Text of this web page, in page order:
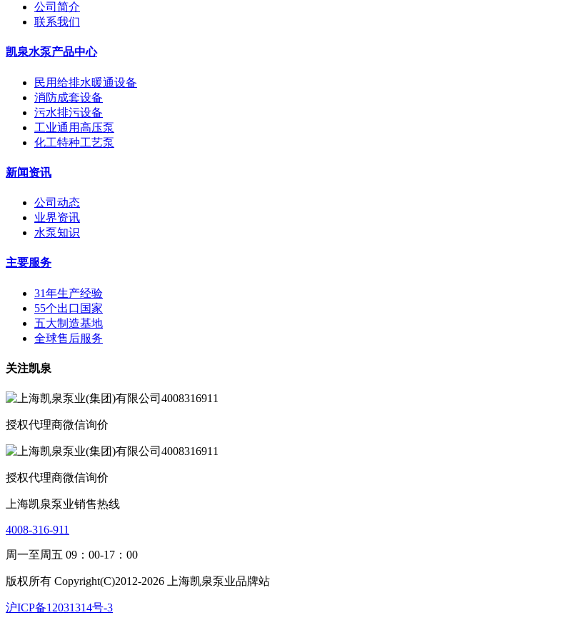
公司简介
联系我们
凯泉水泵产品中心
民用给排水暖通设备
消防成套设备
污水排污设备
工业通用高压泵
化工特种工艺泵
新闻资讯
公司动态
业界资讯
水泵知识
主要服务
31年生产经验
55个出口国家
五大制造基地
全球售后服务
关注凯泉
授权代理商微信询价
授权代理商微信询价
上海凯泉泵业销售热线
4008-316-911
周一至周五 09：00-17：00
版权所有 Copyright(C)2012-2026 上海凯泉泵业品牌站
沪ICP备12031314号-3